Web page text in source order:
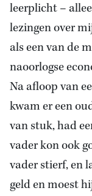
leerplicht –
lezingen over
als een van de
naoorlogse
Na afloop van
kwam er een
van stuk, had
vader kon ook
vader stierf, en
geld en moest